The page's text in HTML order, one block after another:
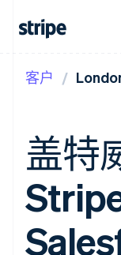
支付
在线支付
Managed
Payments
方案
Payment links
无代码支付
客户
盖特